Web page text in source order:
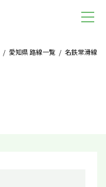
/ 愛知県 路線一覧 / 名鉄常滑線